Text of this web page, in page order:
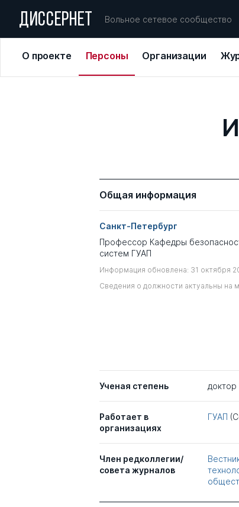
ДИССЕРНЕТ Вольное сетевое сообщество
О проекте Персоны Организации
Общая информация
Санкт-Петербург
Профессор Кафедры
систем ГУАП
Информация обновлена: 31 октября
Сведения о должности актуальны на
Ученая степень доктор
Работает в
организациях
ГУАП
Член редколлегии/
совета журналов